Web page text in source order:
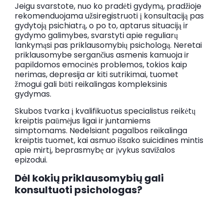
Jeigu svarstote, nuo ko pradėti gydymą, pradžioje
rekomenduojama užsiregistruoti į konsultaciją pas
gydytoją psichiatrą, o po to, aptarus situaciją ir
gydymo galimybes, svarstyti apie reguliarų
lankymąsi pas priklausomybių psichologą. Neretai
priklausomybe sergančius asmenis kamuoja ir
papildomos emocinės problemos, tokios kaip
nerimas, depresija ar kiti sutrikimai, tuomet
žmogui gali būti reikalingas kompleksinis
gydymas.
Skubos tvarka į kvalifikuotus specialistus reikėtų
kreiptis paūmėjus ligai ir juntamiems
simptomams. Nedelsiant pagalbos reikalinga
kreiptis tuomet, kai asmuo išsako suicidines mintis
apie mirtį, beprasmybę ar įvykus savižalos
epizodui.
Dėl kokių priklausomybių gali
konsultuoti psichologas?